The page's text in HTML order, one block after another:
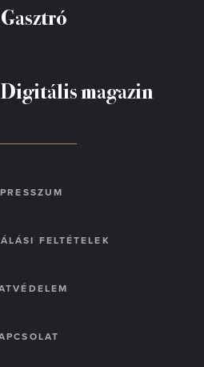
Gasztró
Digitális magazin
FELTÉTELEK